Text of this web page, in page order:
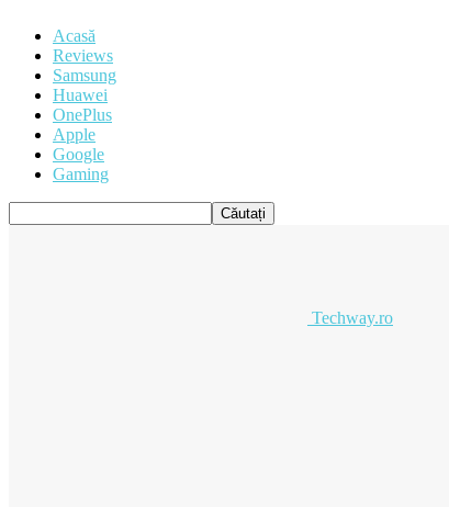
Acasă
Reviews
Samsung
Huawei
OnePlus
Apple
Google
Gaming
Techway.ro